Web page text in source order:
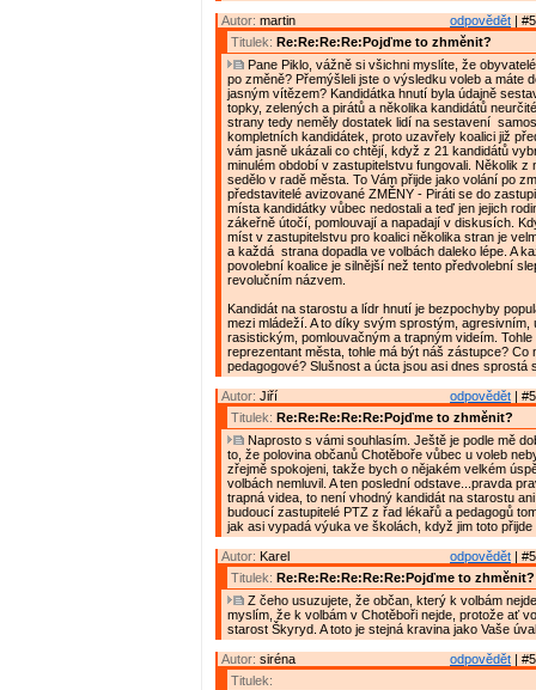
odpovědět |
Autor: martin
Titulek: Re:Re:Re:Re:Pojďme to zhměnit?
Pane Piklo, vážně si všichni myslíte, že
po změně? Přemýšleli jste o výsledku voleb a máte
jasným vítězem? Kandidátka hnutí byla údajně
topky, zelených a pirátů a několika kandidátů
strany tedy neměly dostatek lidí na sestavení
kompletních kandidátek, proto uzavřely koalici již
vám jasně ukázali co chtějí, když z 21 kandidátů
minulém období v zastupitelstvu fungovali. Několik z
sedělo v radě města. To Vám přijde jako volání po
představitelé avizované ZMĚNY - Piráti se do
místa kandidátky vůbec nedostali a teď jen jejich
zákeřně útočí, pomlouvají a napadají v diskusích.
míst v zastupitelstvu pro koalici několika stran je
a každá strana dopadla ve volbách daleko lépe. A
povolební koalice je silnější než tento předvolební
revolučním názvem.
Kandidát na starostu a lídr hnutí je bezpochyby
mezi mládeží. A to díky svým sprostým, agresivním,
rasistickým, pomlouvačným a trapným videím. Tohle
reprezentant města, tohle má být náš zástupce? Co
pedagogové? Slušnost a úcta jsou asi dnes sprostá
odpovědět |
Autor: Jiří
Titulek: Re:Re:Re:Re:Re:Pojďme to zhměnit?
Naprosto s vámi souhlasím. Ještě je podle mě
to, že polovina občanů Chotěboře vůbec u voleb
zřejmě spokojeni, takže bych o nějakém velkém
volbách nemluvil. A ten poslední odstave...pravda
trapná videa, to není vhodný kandidát na starostu
budoucí zastupitelé PTZ z řad lékařů a pedagogů
jak asi vypadá výuka ve školách, když jim toto
odpovědět |
Autor: Karel
Titulek: Re:Re:Re:Re:Re:Re:Pojďme to zhměnit?
Z čeho usuzujete, že občan, který k volbám
myslím, že k volbám v Chotěboři nejde, protože ať
starost Škyryd. A toto je stejná kravina jako Vaše
odpovědět |
Autor: siréna
Titulek: